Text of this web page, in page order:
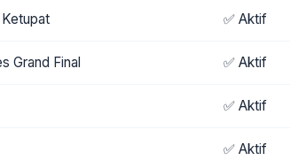
✅ Aktif
Grand Final ✅ Aktif
✅ Aktif
✅ Aktif